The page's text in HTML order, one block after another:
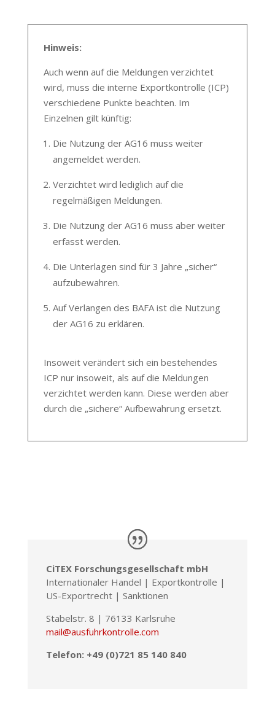
Hinweis:
Auch wenn auf die Meldungen verzichtet
wird, muss die interne Exportkontrolle (ICP)
verschiedene Punkte beachten. Im
Einzelnen gilt künftig:
Die Nutzung der AG16 muss weiter
angemeldet werden.
Verzichtet wird lediglich auf die
regelmäßigen Meldungen.
Die Nutzung der AG16 muss aber weiter
erfasst werden.
Die Unterlagen sind für 3 Jahre „sicher“
aufzubewahren.
Auf Verlangen des BAFA ist die Nutzung
der AG16 zu erklären.
Insoweit verändert sich ein bestehendes
ICP nur insoweit, als auf die Meldungen
verzichtet werden kann. Diese werden aber
durch die „sichere“ Aufbewahrung ersetzt.
CiTEX Forschungsgesellschaft mbH
Internationaler Handel | Exportkontrolle |
US-Exportrecht | Sanktionen
Stabelstr. 8 | 76133 Karlsruhe
mail@ausfuhrkontrolle.com
Telefon: +49 (0)721 85 140 840